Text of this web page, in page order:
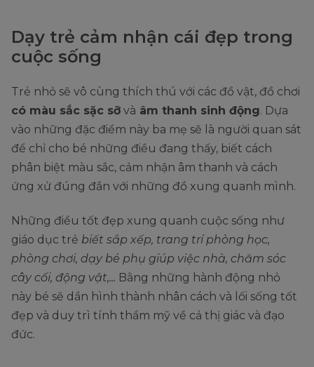
Dạy trẻ cảm nhận cái đẹp trong
cuộc sống
Trẻ nhỏ sẽ vô cùng thích thú với các đồ vật, đồ chơi
có màu sắc sặc sỡ và âm thanh sinh động. Dựa
vào những đặc điểm này ba mẹ sẽ là người quan sát
để chỉ cho bé những điều đang thấy, biết cách
phân biệt màu sắc, cảm nhận âm thanh và cách
ứng xử đúng đắn với những đồ xung quanh mình.
Những điều tốt đẹp xung quanh cuộc sống như
giáo dục trẻ biết sắp xếp, trang trí phòng học,
phòng chơi, dạy bé phụ giúp việc nhà, chăm sóc
cây cối, động vật,... Bằng những hành động nhỏ
này bé sẽ dần hình thành nhân cách và lối sống tốt
đẹp và duy trì tính thẩm mỹ về cả thị giác và đạo
đức.